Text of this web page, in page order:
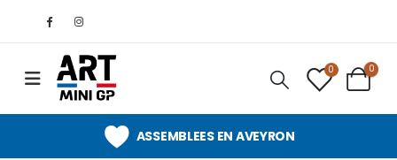
0 0
ASSEMBLEES EN AVEYRON